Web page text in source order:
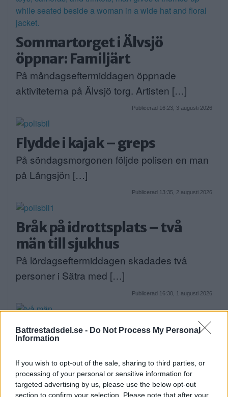
Battrestadsdel.se - Do Not Process My Personal
Information
If you wish to opt-out of the sale, sharing to third parties, or
processing of your personal or sensitive information for
targeted advertising by us, please use the below opt-out
section to confirm your selection. Please note that after your
Sommartorget i Älvsjö
öppnar: Familjärt
På måndagseftermiddagen öppnade
aktiviteterna på Älvsjö torg. Artisten […]
Publicerad 16:23, 3 augusti 2026
Flydde i kajak – greps
På söndagsmorgonen följde polisen en man
på Långsjön […]
Publicerad 13:35, 2 augusti 2026
Bråk på idrottsplats – två
män till sjukhus
På lördagseftermiddagen skadades två
personer i Sätra med […]
Publicerad 16:30, 1 augusti 2026
Debatt: C: Så förvandlar vi
Strandvägen till en grön oas
DEBATT. Strandvägen är i dag en av
Stockholms […]
Publicerad 07:01, 31 juli 2026